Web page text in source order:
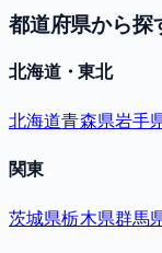
都道府県から探
北海道・東北
北海道青森県岩手
関東
茨城県栃木県群馬